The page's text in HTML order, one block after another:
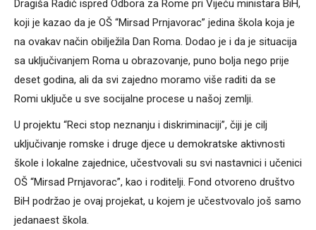
Dragiša Radić ispred Odbora za Rome pri Vijeću ministara BiH,
koji je kazao da je OŠ “Mirsad Prnjavorac” jedina škola koja je
na ovakav način obilježila Dan Roma. Dodao je i da je situacija
sa uključivanjem Roma u obrazovanje, puno bolja nego prije
deset godina, ali da svi zajedno moramo više raditi da se
Romi uključe u sve socijalne procese u našoj zemlji.
U projektu “Reci stop neznanju i diskriminaciji”, čiji je cilj
uključivanje romske i druge djece u demokratske aktivnosti
škole i lokalne zajednice, učestvovali su svi nastavnici i učenici
OŠ “Mirsad Prnjavorac”, kao i roditelji. Fond otvoreno društvo
BiH podržao je ovaj projekat, u kojem je učestvovalo još samo
jedanaest škola.